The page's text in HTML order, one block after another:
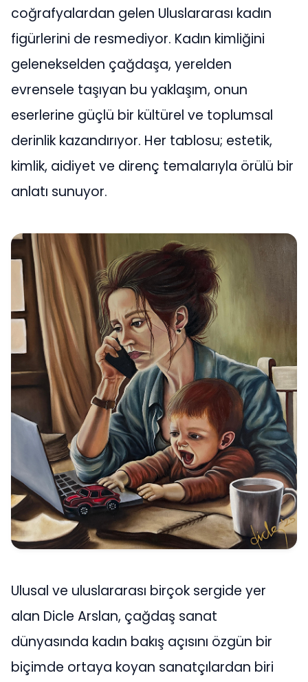
coğrafyalardan gelen Uluslararası kadın
figürlerini de resmediyor. Kadın kimliğini
gelenekselden çağdaşa, yerelden
evrensele taşıyan bu yaklaşım, onun
eserlerine güçlü bir kültürel ve toplumsal
derinlik kazandırıyor. Her tablosu; estetik,
kimlik, aidiyet ve direnç temalarıyla örülü bir
anlatı sunuyor.
Ulusal ve uluslararası birçok sergide yer
alan Dicle Arslan, çağdaş sanat
dünyasında kadın bakış açısını özgün bir
biçimde ortaya koyan sanatçılardan biri